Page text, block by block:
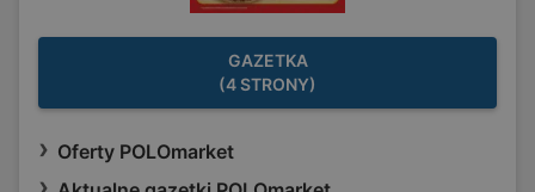
GAZETKA
(4 STRONY)
Oferty POLOmarket